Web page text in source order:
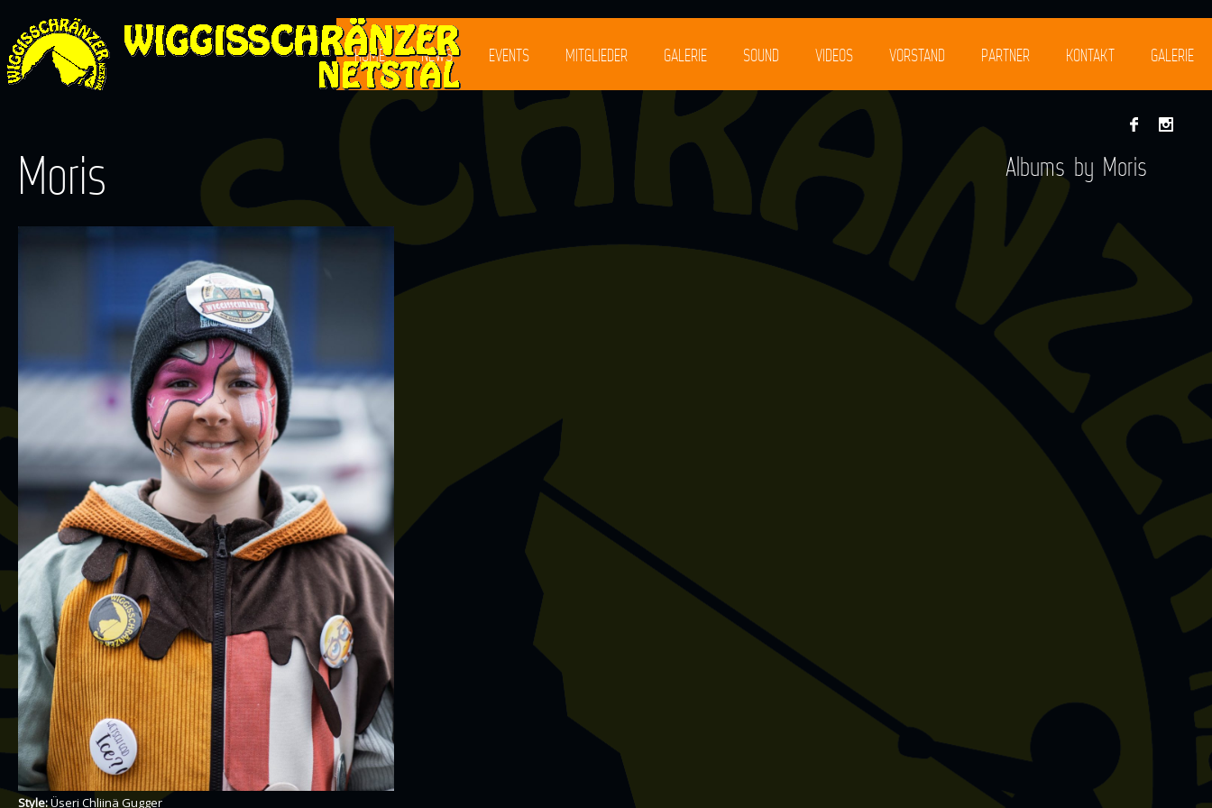
HOME NEWS EVENTS MITGLIEDER GALERIE SOUND VIDEOS VORSTAND PARTNER KONTAKT GALERIE
Moris
Style:Üseri Chliinä Gugger
Albums by Moris